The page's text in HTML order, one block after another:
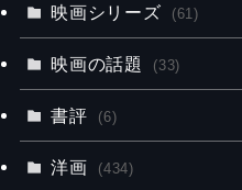
映画シリーズ (61)
映画の話題 (33)
書評 (6)
洋画 (434)